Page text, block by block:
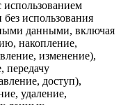
использования
данными, включая
накопление,
изменение),
передачу
доступ),
удаление,